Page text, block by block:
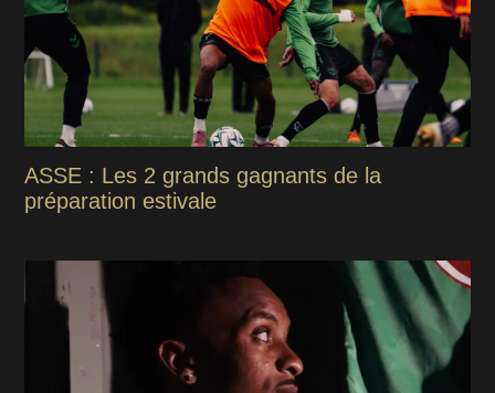
ASSE : Les 2 grands gagnants de la
préparation estivale